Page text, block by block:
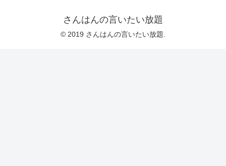
さんはんの言いたい放題
© 2019 さんはんの言いたい放題.